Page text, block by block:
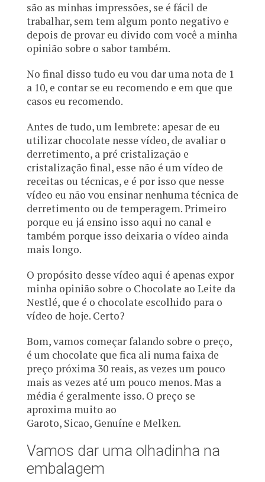
são as minhas impressões, se é fácil de
trabalhar, sem tem algum ponto negativo e
depois de provar eu divido com você a minha
opinião sobre o sabor também.
No final disso tudo eu vou dar uma nota de 1
a 10, e contar se eu recomendo e em que que
casos eu recomendo.
Antes de tudo, um lembrete: apesar de eu
utilizar chocolate nesse vídeo, de avaliar o
derretimento, a pré cristalização e
cristalização final, esse não é um vídeo de
receitas ou técnicas, e é por isso que nesse
vídeo eu não vou ensinar nenhuma técnica de
derretimento ou de temperagem. Primeiro
porque eu já ensino isso aqui no canal e
também porque isso deixaria o vídeo ainda
mais longo.
O propósito desse vídeo aqui é apenas expor
minha opinião sobre o Chocolate ao Leite da
Nestlé, que é o chocolate escolhido para o
vídeo de hoje. Certo?
Bom, vamos começar falando sobre o preço,
é um chocolate que fica ali numa faixa de
preço próxima 30 reais, as vezes um pouco
mais as vezes até um pouco menos. Mas a
média é geralmente isso. O preço se
aproxima muito ao
Garoto, Sicao, Genuíne e Melken.
Vamos dar uma olhadinha na
embalagem